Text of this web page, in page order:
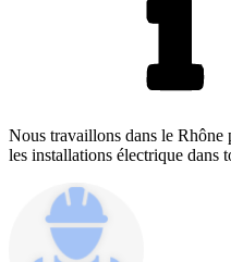
Nous travaillons dans le Rhône
les installations électrique dans